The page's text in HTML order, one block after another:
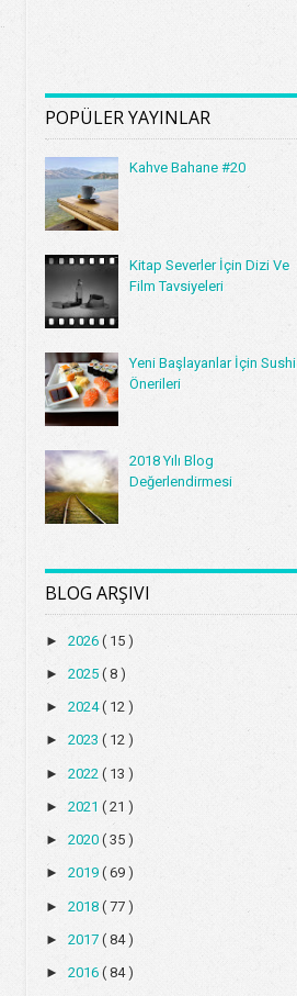
POPÜLER YAYINLAR
Kahve Bahane #20
Kitap Severler İçin Dizi Ve
Film Tavsiyeleri
Yeni Başlayanlar İçin Sushi
Önerileri
2018 Yılı Blog
Değerlendirmesi
BLOG ARŞIVI
►2026( 15 )
►2025( 8 )
►2024( 12 )
►2023( 12 )
►2022( 13 )
►2021( 21 )
►2020( 35 )
►2019( 69 )
►2018( 77 )
►2017( 84 )
►2016( 84 )